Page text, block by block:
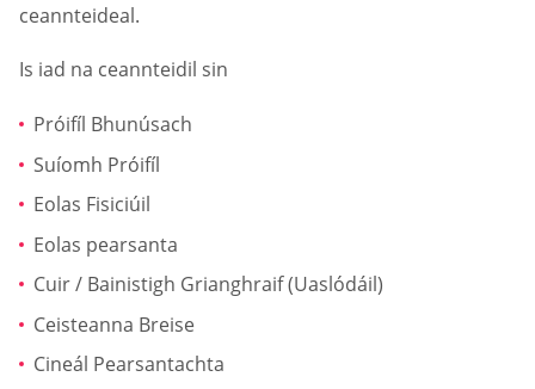
ceannteideal.
Is iad na ceannteidil sin
Próifíl Bhunúsach
Suíomh Próifíl
Eolas Fisiciúil
Eolas pearsanta
Cuir / Bainistigh Grianghraif (Uaslódáil)
Ceisteanna Breise
Cineál Pearsantachta